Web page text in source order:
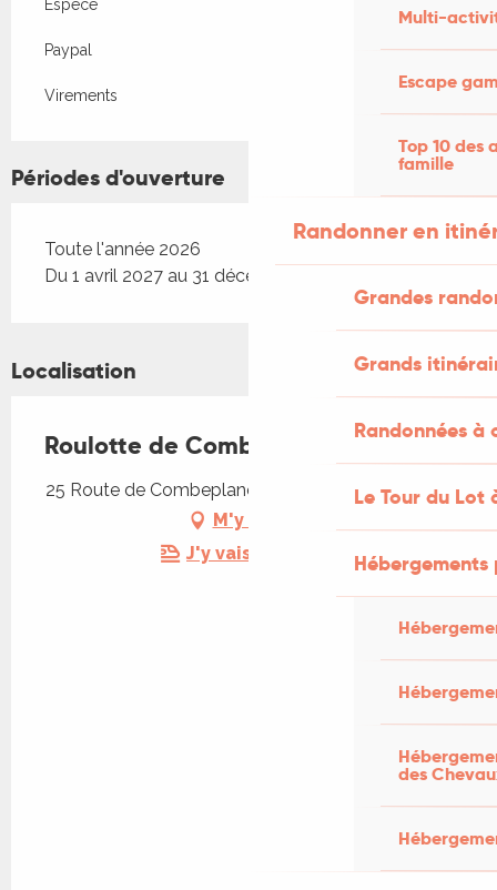
Multi-
Escape
Top 10 des
famille
Randonner en
Grandes
Grands
Randonnées
Le Tour du Lot
des
Espèce
Paypal
Virements
Périodes d'ouverture
Toute l'année 2026
Du 1 avril 2027 au 31 décembre 2027
Localisation
Roulotte de Combeplane
25 Route de Combeplane, 46140 Carnac-Rouffiac
M'y rendre
J'y vais en train !